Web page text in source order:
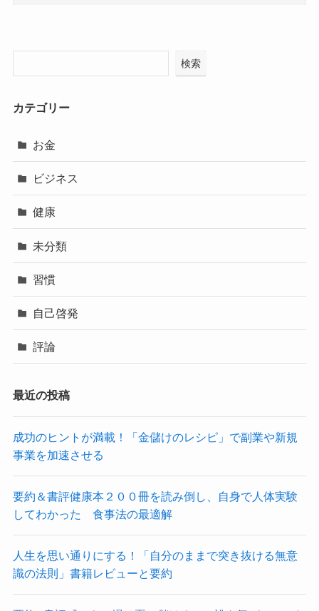
検索
カテゴリー
お金
ビジネス
健康
未分類
習慣
自己啓発
評論
最近の投稿
成功のヒントが満載！「金儲けのレシピ」で副業や新規
事業を加速させる
要約＆書評健康本２００冊を読み倒し、自身で人体実験
してわかった 食事法の最適解
人生を思い通りにする！「自分のままで突き抜ける無意
識の法則」書籍レビューと要約